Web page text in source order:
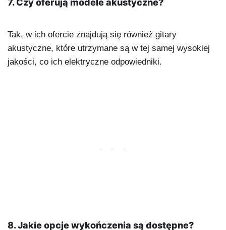
7. Czy oferują modele akustyczne?
Tak, w ich ofercie znajdują się również gitary
akustyczne, które utrzymane są w tej samej wysokiej
jakości, co ich elektryczne odpowiedniki.
8. Jakie opcje wykończenia są dostępne?